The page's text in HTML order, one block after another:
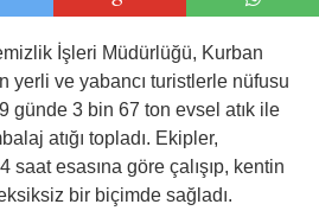
İşleri Müdürlüğü, Kurban
yerli ve yabancı turistlerle nüfusu
günde 3 bin 67 ton evsel atık ile
atığı topladı. Ekipler,
saat esasına göre çalışıp, kentin
bir biçimde sağladı.